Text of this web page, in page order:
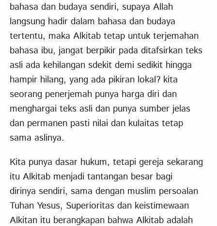
bahasa dan budaya sendiri, supaya Allah
langsung hadir dalam bahasa dan budaya
tertentu, maka Alkitab tetap untuk terjemahan
bahasa ibu, jangat berpikir pada ditafsirkan teks
asli ada kehilangan sdekit demi sedikit hingga
hampir hilang, yang ada pikiran lokal? kita
seorang penerjemah punya harga diri dan
menghargai teks asli dan punya sumber jelas
dan permanen pasti nilai dan kulaitas tetap
sama aslinya.
Kita punya dasar hukum, tetapi gereja sekarang
itu Alkitab menjadi tantangan besar bagi
dirinya sendiri, sama dengan muslim persoalan
Tuhan Yesus, Superioritas dan keistimewaan
Alkitan itu berangkapan bahwa Alkitab adalah